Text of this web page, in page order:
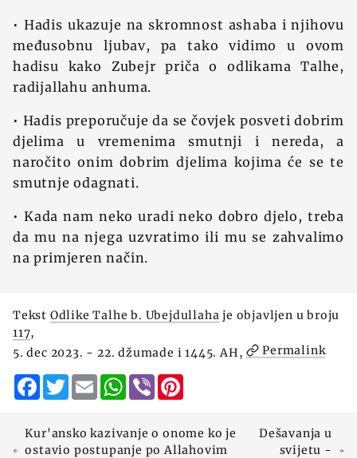
• Hadis ukazuje na skromnost ashaba i njihovu
međusobnu ljubav, pa tako vidimo u ovom
hadisu kako Zubejr priča o odlikama Talhe,
radijallahu anhuma.
• Hadis preporučuje da se čovjek posveti dobrim
djelima u vremenima smutnji i nereda, a
naročito onim dobrim djelima kojima će se te
smutnje odagnati.
• Kada nam neko uradi neko dobro djelo, treba
da mu na njega uzvratimo ili mu se zahvalimo
na primjeren način.
Tekst Odlike Talhe b. Ubejdullaha je objavljen u broju
117,
5. dec 2023. - 22. džumade i 1445. AH,
Permalink
Facebook
TwitterEmailWhatsApp
Viber
Kur'ansko kazivanje o onome ko je
ostavio postupanje po Allahovim
Dešavanja u
svijetu -